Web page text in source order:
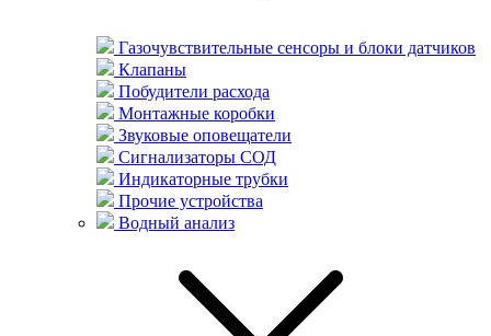
Газочувствительные сенсоры и блоки датчиков
Клапаны
Побудители расхода
Монтажные коробки
Звуковые оповещатели
Сигнализаторы СОД
Индикаторные трубки
Прочие устройства
Водный анализ